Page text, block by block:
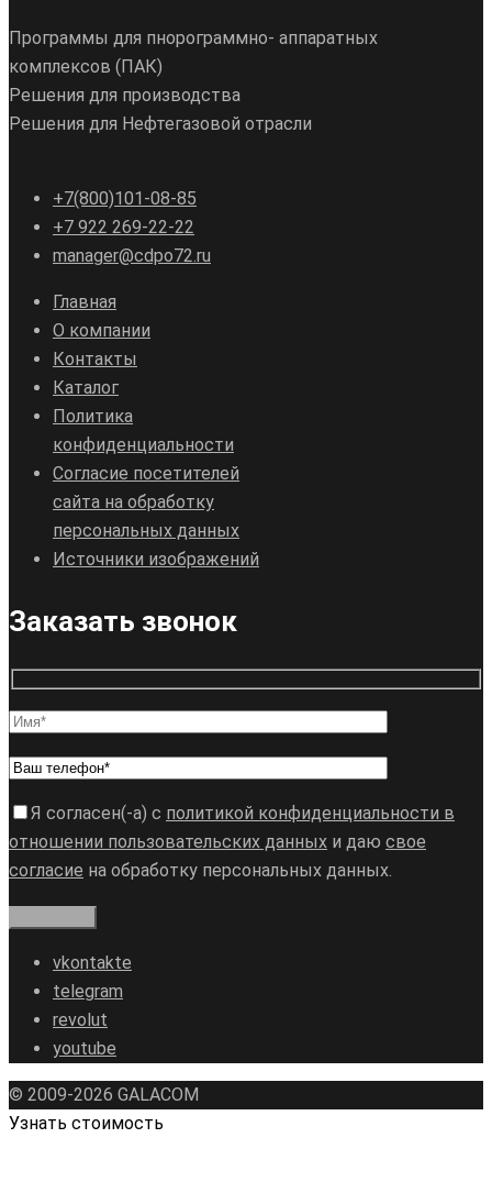
Программы для пнорограммно- аппаратных
комплексов (ПАК)
Решения для производства
Решения для Нефтегазовой отрасли
+7(800)101-08-85
+7 922 269-22-22
manager@cdpo72.ru
Главная
О компании
Контакты
Каталог
Политика
конфиденциальности
Согласие посетителей
сайта на обработку
персональных данных
Источники изображений
Заказать звонок
Я согласен(-а) с политикой конфиденциальности в
отношении пользовательских данных и даю свое
согласие на обработку персональных данных.
vkontakte
telegram
revolut
youtube
© 2009-2026 GALAСOM
Узнать стоимость